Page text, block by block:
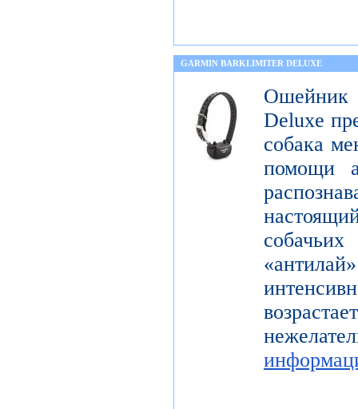
GARMIN BARKLIMITER DELUXE
Deluxe
собака
помощи